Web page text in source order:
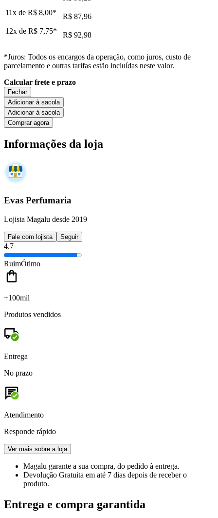
11x de R$ 8,00*
R$ 87,96
12x de R$ 7,75* R$ 92,98
*Juros: Todos os encargos da operação, como juros, custo de
parcelamento e outras tarifas estão incluídas neste valor.
Calcular frete e prazo
Fechar
Adicionar à sacola
Adicionar à sacola
Comprar agora
Informações da loja
Evas Perfumaria
Lojista Magalu desde 2019
Fale com lojista Seguir
4.7
RuimÓtimo
+100mil
Produtos vendidos
Entrega
No prazo
Atendimento
Responde rápido
Ver mais sobre a loja
Magalu garante a sua compra, do pedido à entrega.
Devolução Gratuita em até 7 dias depois de receber o
produto.
Entrega e compra garantida